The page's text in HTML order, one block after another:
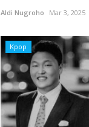
Aldi Nugroho Mar 3, 2025
Kpop